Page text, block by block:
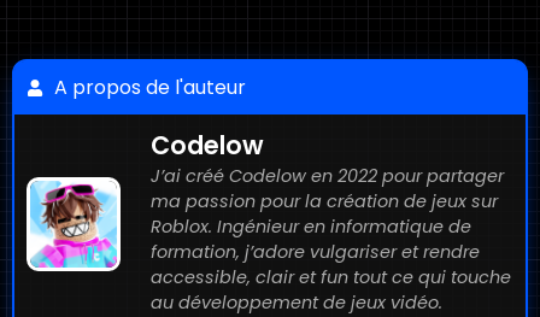
A propos de l'auteur
Codelow
J’ai créé Codelow en 2022 pour partager
ma passion pour la création de jeux sur
Roblox. Ingénieur en informatique de
formation, j’adore vulgariser et rendre
accessible, clair et fun tout ce qui touche
au développement de jeux vidéo.